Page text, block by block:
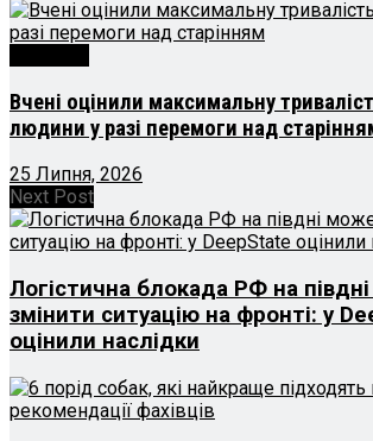
Вчені оцінили максимальну
людини у разі перемоги над
25 Липня, 2026
Next Post
Логістична блокада РФ на
змінити ситуацію на фронті: у
оцінили наслідки